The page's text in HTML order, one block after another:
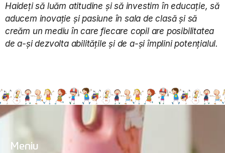
Haideți să luăm atitudine și să investim în educație, să
aducem inovație și pasiune în sala de clasă și să
creăm un mediu în care fiecare copil are posibilitatea
de a-și dezvolta abilitățile și de a-și împlini potențialul.
Meniu